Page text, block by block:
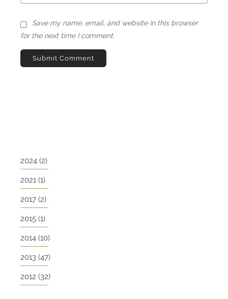
Save my name, email, and website in this browser
for the next time I comment.
2024 (2)
2021 (1)
2017 (2)
2015 (1)
2014 (10)
2013 (47)
2012 (32)